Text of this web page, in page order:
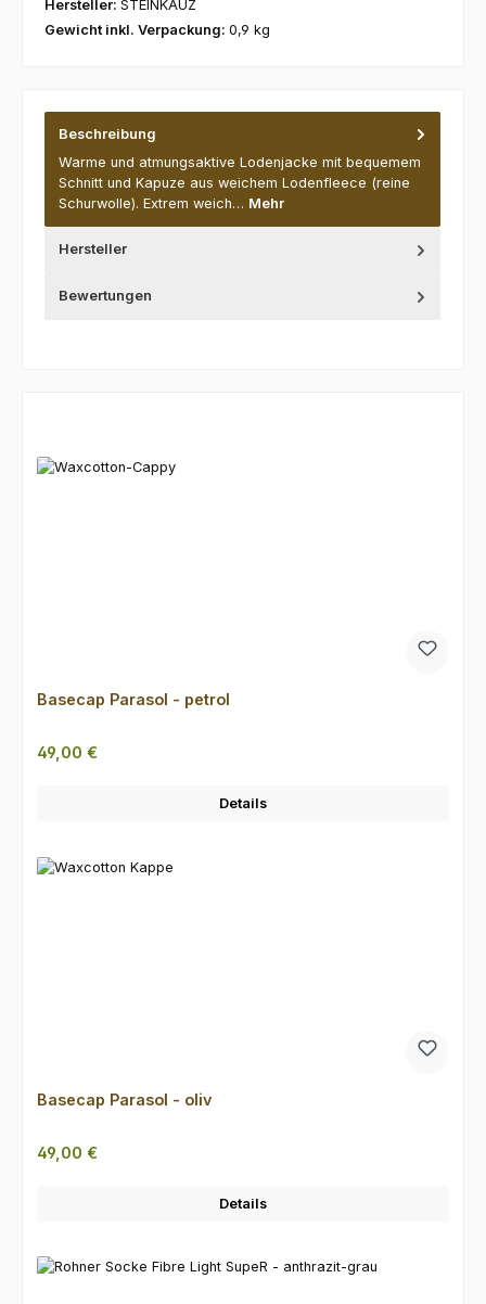
Hersteller: STEINKAUZ
Gewicht inkl. Verpackung: 0,9 kg
Beschreibung
Warme und atmungsaktive Lodenjacke mit bequemem
Schnitt und Kapuze aus weichem Lodenfleece (reine
Schurwolle). Extrem weich… Mehr
Hersteller
Bewertungen
Basecap Parasol - petrol
Regulärer Preis:
49,00 €
Details
Basecap Parasol - oliv
Regulärer Preis:
49,00 €
Details